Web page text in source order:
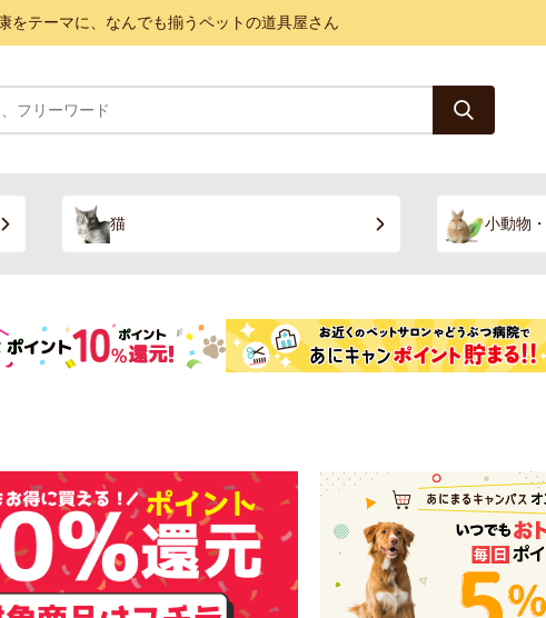
テーマに、なんでも揃うペットの道具屋さん
猫 小動物